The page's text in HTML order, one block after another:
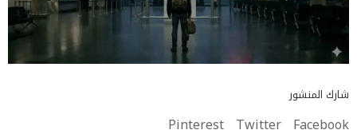
شارك المنشور
Facebook
Twitter
Pinterest